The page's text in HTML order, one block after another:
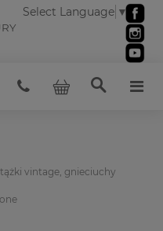
Select Language ▼
vintage, gnieciuchy